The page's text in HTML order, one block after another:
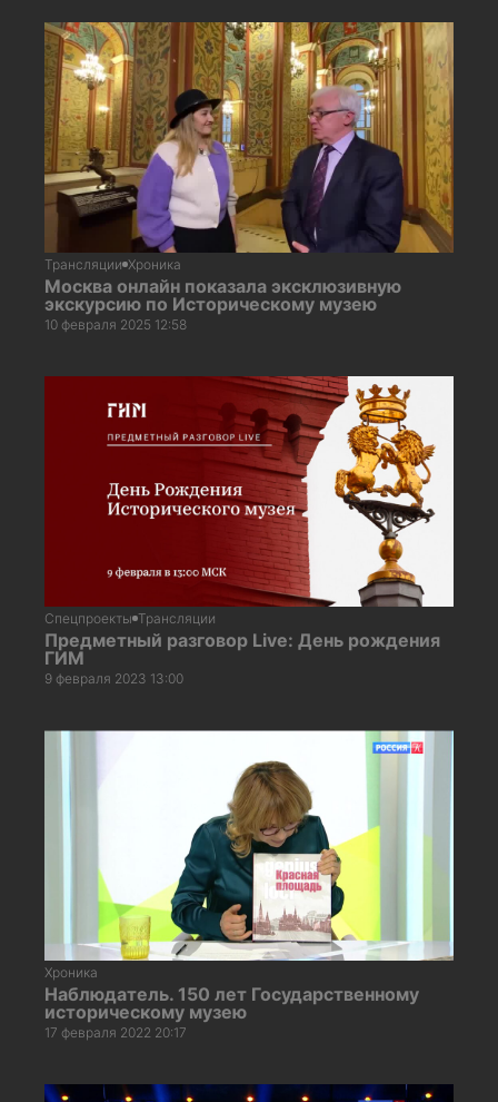
Трансляции Хроника
Москва онлайн показала эксклюзивную
экскурсию по Историческому музею
10 февраля 2025 12:58
Спецпроекты Трансляции
Предметный разговор Live: День рождения
ГИМ
9 февраля 2023 13:00
Хроника
Наблюдатель. 150 лет Государственному
историческому музею
17 февраля 2022 20:17